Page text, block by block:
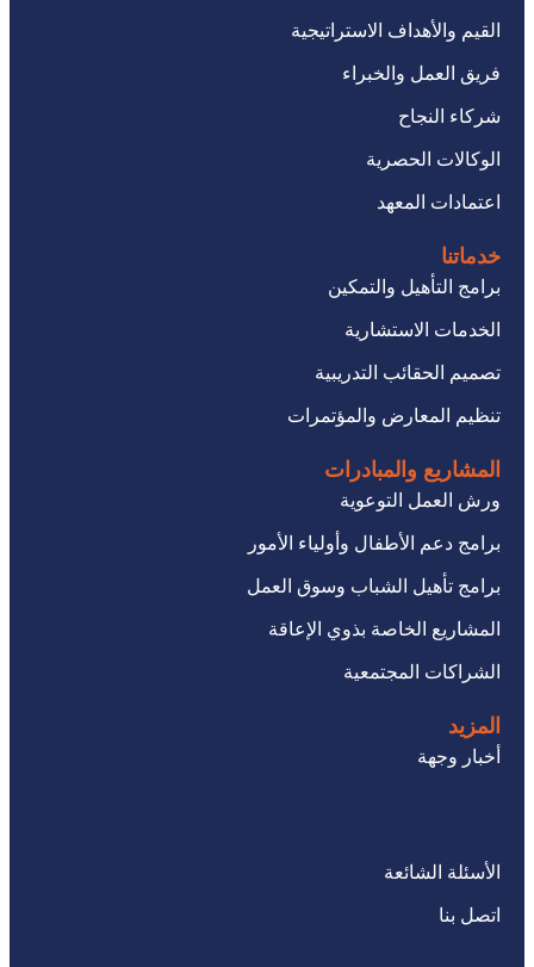
القيم والأهداف الاستراتيجية
فريق العمل والخبراء
شركاء النجاح
الوكالات الحصرية
اعتمادات المعهد
خدماتنا
برامج التأهيل والتمكين
الخدمات الاستشارية
تصميم الحقائب التدريبية
تنظيم المعارض والمؤتمرات
المشاريع والمبادرات
ورش العمل التوعوية
برامج دعم الأطفال وأولياء الأمور
برامج تأهيل الشباب وسوق العمل
المشاريع الخاصة بذوي الإعاقة
الشراكات المجتمعية
المزيد
أخبار وجهة
الأسئلة الشائعة
اتصل بنا